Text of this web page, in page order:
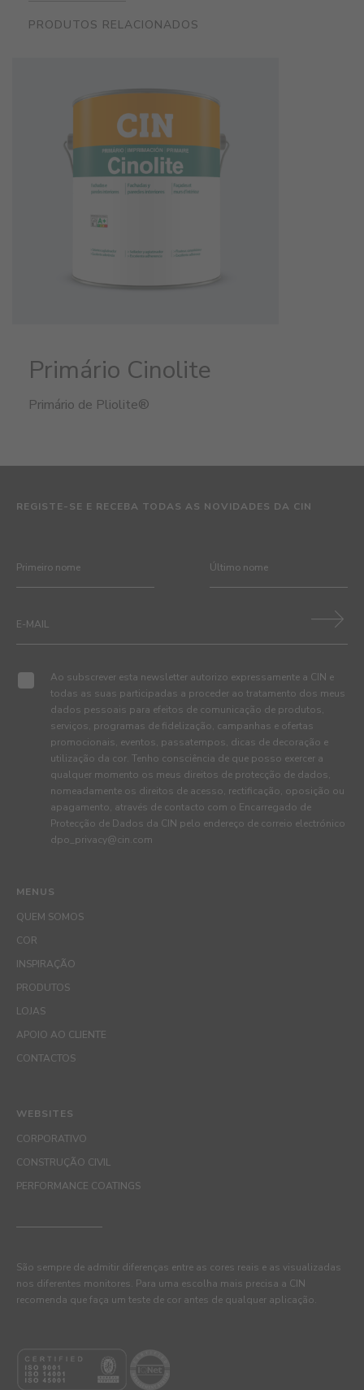
PRODUTOS RELACIONADOS
Primário Cinolite
Primário de Pliolite®
MENUS
QUEM SOMOS
COR
INSPIRAÇÃO
PRODUTOS
LOJAS
APOIO AO CLIENTE
CONTACTOS
REGISTE-SE E RECEBA TODAS AS NOVIDADES DA CIN
Ao subscrever esta newsletter autorizo expressamente a CIN e
todas as suas participadas a proceder ao tratamento dos meus
dados pessoais para efeitos de comunicação de produtos,
serviços, programas de fidelização, campanhas e ofertas
promocionais, eventos, passatempos, dicas de decoração e
utilização da cor. Tenho consciência de que posso exercer a
qualquer momento os meus direitos de protecção de dados,
nomeadamente os direitos de acesso, rectificação, oposição ou
apagamento, através de contacto com o Encarregado de
Protecção de Dados da CIN pelo endereço de correio electrónico
dpo_privacy@cin.com
WEBSITES
CORPORATIVO
CONSTRUÇÃO CIVIL
PERFORMANCE COATINGS
São sempre de admitir diferenças entre as cores reais e as visualizadas
nos diferentes monitores. Para uma escolha mais precisa a CIN
recomenda que faça um teste de cor antes de qualquer aplicação.